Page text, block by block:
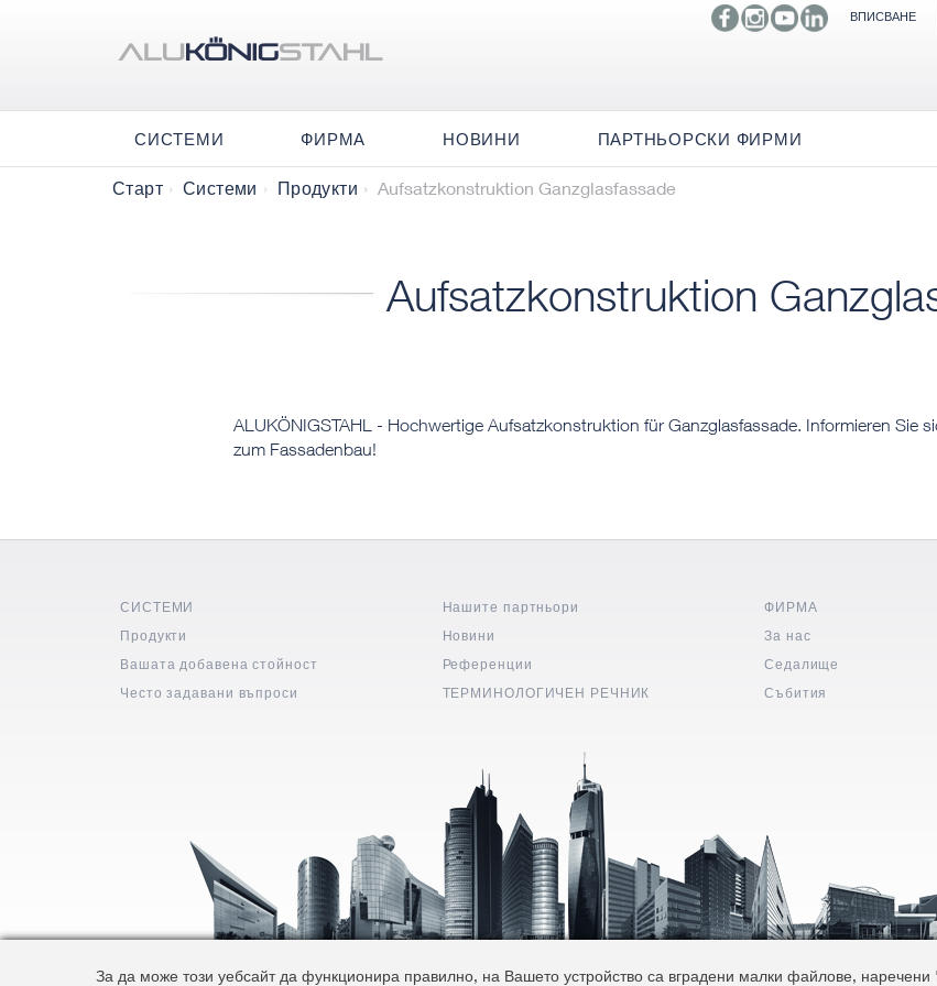
ВПИСВАНЕ
СИСТЕМИ ФИРМА НОВИНИ ПАРТНЬОРСКИ ФИРМИ
Старт Системи Продукти Aufsatzkonstruktion Ganzglasfassade
Aufsatzkonstruktion
​​​ALUKÖNIGSTAHL - Hochwertige Aufsatzkonstruktion für Ganzglasfassade. Informieren Sie
zum Fassadenbau!
СИСТЕМИ
Продукти
Вашата добавена стойност
Често задавани въпроси
Нашите партньори
Новини
Референции
ТЕРМИНОЛОГИЧЕН РЕЧНИК
ФИРМА
За нас
Седалище
Събития
За да може този уебсайт да функционира правилно, на Вашето устройство са вградени малки файлове, наречени